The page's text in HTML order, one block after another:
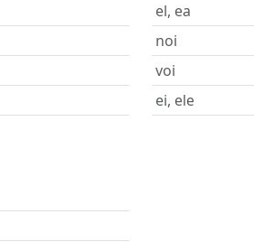
el, ea
noi
voi
ei, ele